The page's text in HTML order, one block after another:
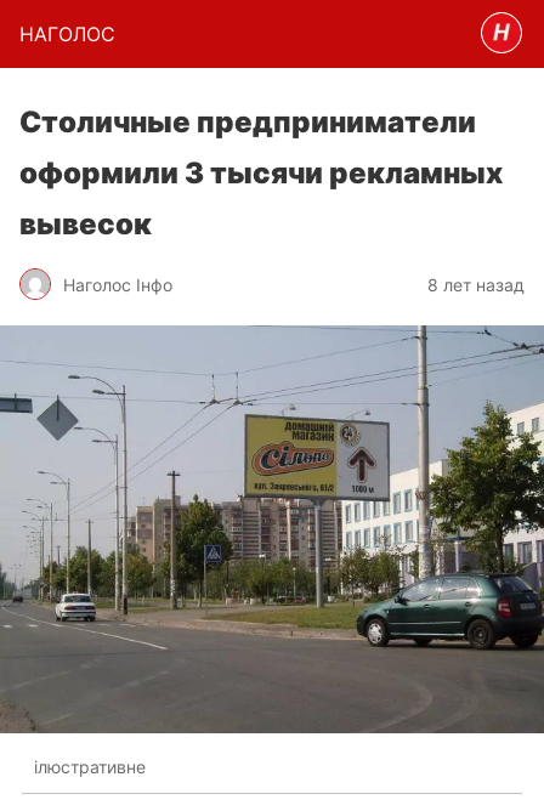
НАГОЛОC
Столичные предприниматели
оформили 3 тысячи рекламных
вывесок
Наголос Інфо 8 лет назад
ілюстративне